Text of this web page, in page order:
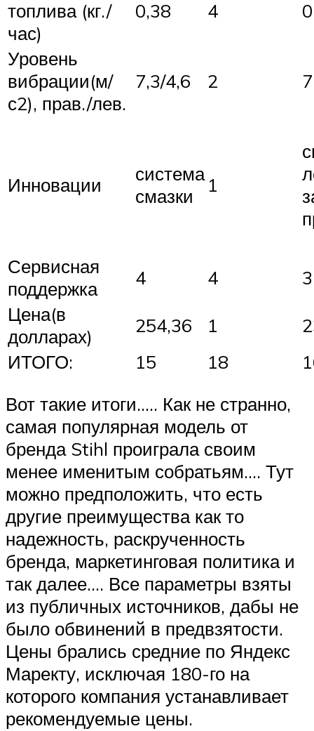
топлива (кг./
час)
0,38 4
Уровень
вибрации(м/
с2), прав./лев.
7,3/4,6 2
Инновации
система
смазки
1
Сервисная
поддержка
4 4
3
Цена(в
долларах)
254,36 1
ИТОГО:
15 18
Вот такие итоги….. Как не странно,
самая популярная модель от
бренда Stihl проиграла своим
менее именитым собратьям…. Тут
можно предположить, что есть
другие преимущества как то
надежность, раскрученность
бренда, маркетинговая политика и
так далее…. Все параметры взяты
из публичных источников, дабы не
было обвинений в предвзятости.
Цены брались средние по Яндекс
Маректу, исключая 180-го на
которого компания устанавливает
рекомендуемые цены.